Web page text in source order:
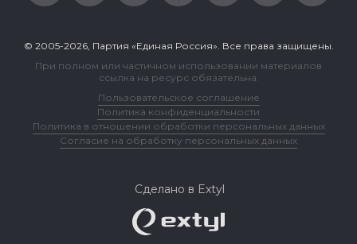
© 2005-2026, Партия «Единая Россия». Все права защищены.
При полном или частичном использовании материалов
ссылка на ресурс обязательна.
Пользовательское соглашение
Политика конфиденциальности
Политика в отношении обработки персональных данных
Согласие на обработку персональных данных
Сделано в Extyl